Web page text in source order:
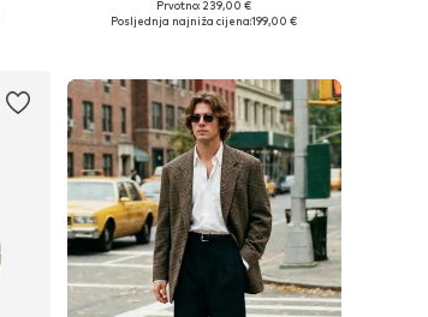
Dostupne veličine: One Size
Prvotno: 239,00 €
Posljednja najniža cijena:199,00 €